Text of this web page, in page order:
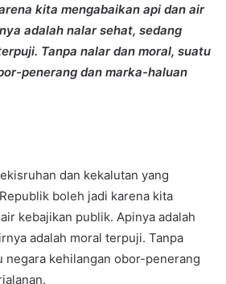
kita mengabaikan api dan air
adalah nalar sehat, sedang
Tanpa nalar dan moral, suatu
penerang dan marka-haluan
dan kekalutan yang
boleh jadi karena kita
kebajikan publik. Apinya adalah
adalah moral terpuji. Tanpa
negara kehilangan obor-penerang